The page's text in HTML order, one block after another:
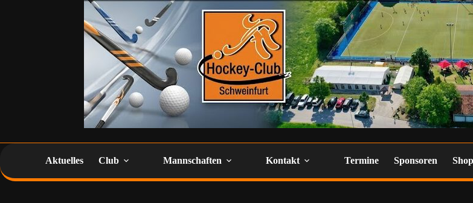
Aktuelles Club Mannschaften Kontakt Termine Sponsoren Shop